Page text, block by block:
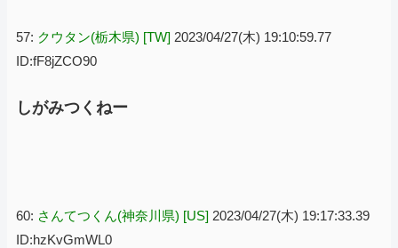
57: クウタン(栃木県) [TW] 2023/04/27(木) 19:10:59.77
ID:fF8jZCO90
しがみつくねー
60: さんてつくん(神奈川県) [US] 2023/04/27(木) 19:17:33.39
ID:hzKvGmWL0